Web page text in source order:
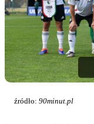
źródło: 90minut.pl